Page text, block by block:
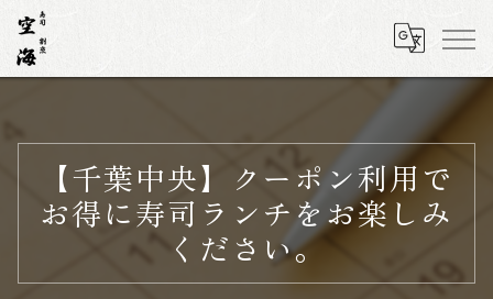
【千葉中央】クーポン利用で
お得に寿司ランチをお楽しみ
ください。